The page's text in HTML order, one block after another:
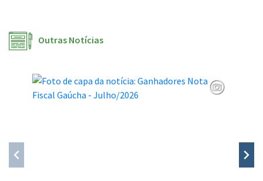
Outras Notícias